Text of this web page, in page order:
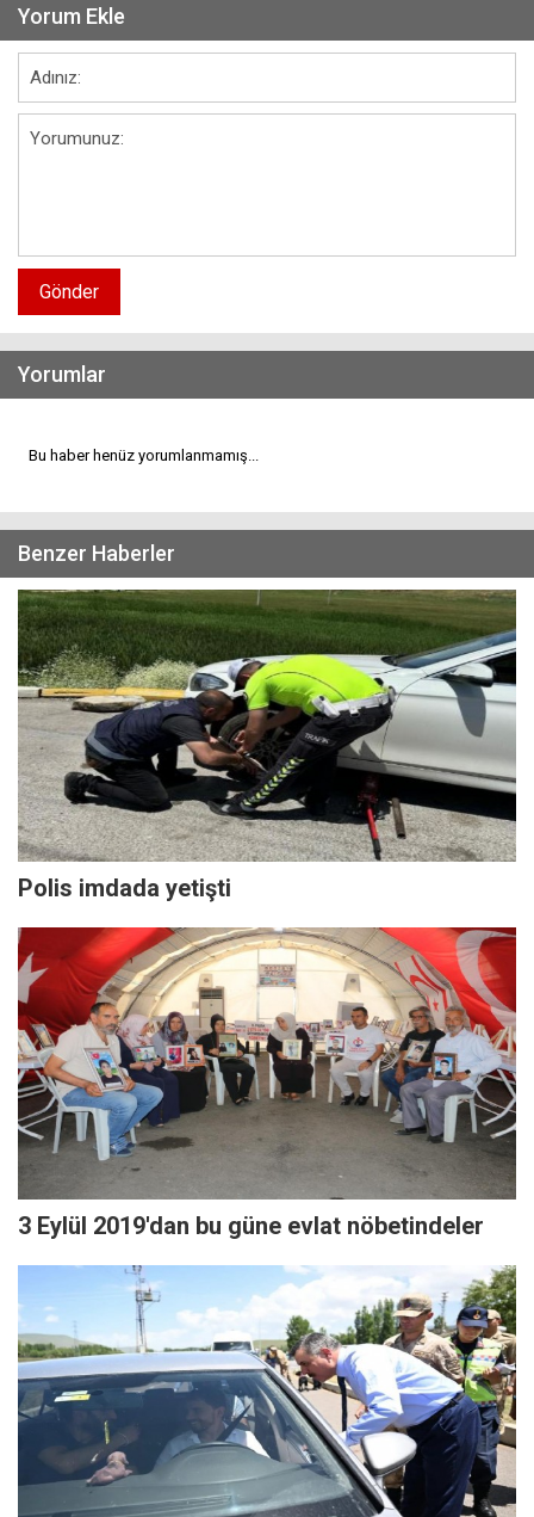
Yorum Ekle
Gönder
Yorumlar
Bu haber henüz yorumlanmamış...
Benzer Haberler
Polis imdada yetişti
3 Eylül 2019'dan bu güne evlat nöbetindeler